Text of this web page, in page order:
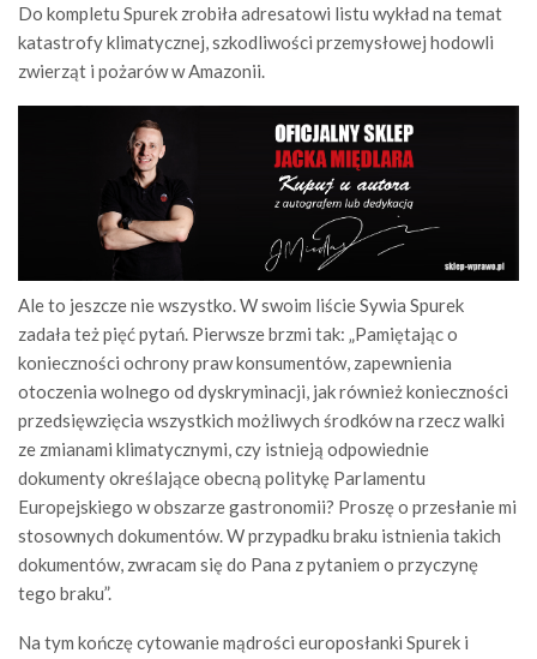
Do kompletu Spurek zrobiła adresatowi listu wykład na temat
katastrofy klimatycznej, szkodliwości przemysłowej hodowli
zwierząt i pożarów w Amazonii.
Ale to jeszcze nie wszystko. W swoim liście Sywia Spurek
zadała też pięć pytań. Pierwsze brzmi tak: „Pamiętając o
konieczności ochrony praw konsumentów, zapewnienia
otoczenia wolnego od dyskryminacji, jak również konieczności
przedsięwzięcia wszystkich możliwych środków na rzecz walki
ze zmianami klimatycznymi, czy istnieją odpowiednie
dokumenty określające obecną politykę Parlamentu
Europejskiego w obszarze gastronomii? Proszę o przesłanie mi
stosownych dokumentów. W przypadku braku istnienia takich
dokumentów, zwracam się do Pana z pytaniem o przyczynę
tego braku”.
Na tym kończę cytowanie mądrości europosłanki Spurek i